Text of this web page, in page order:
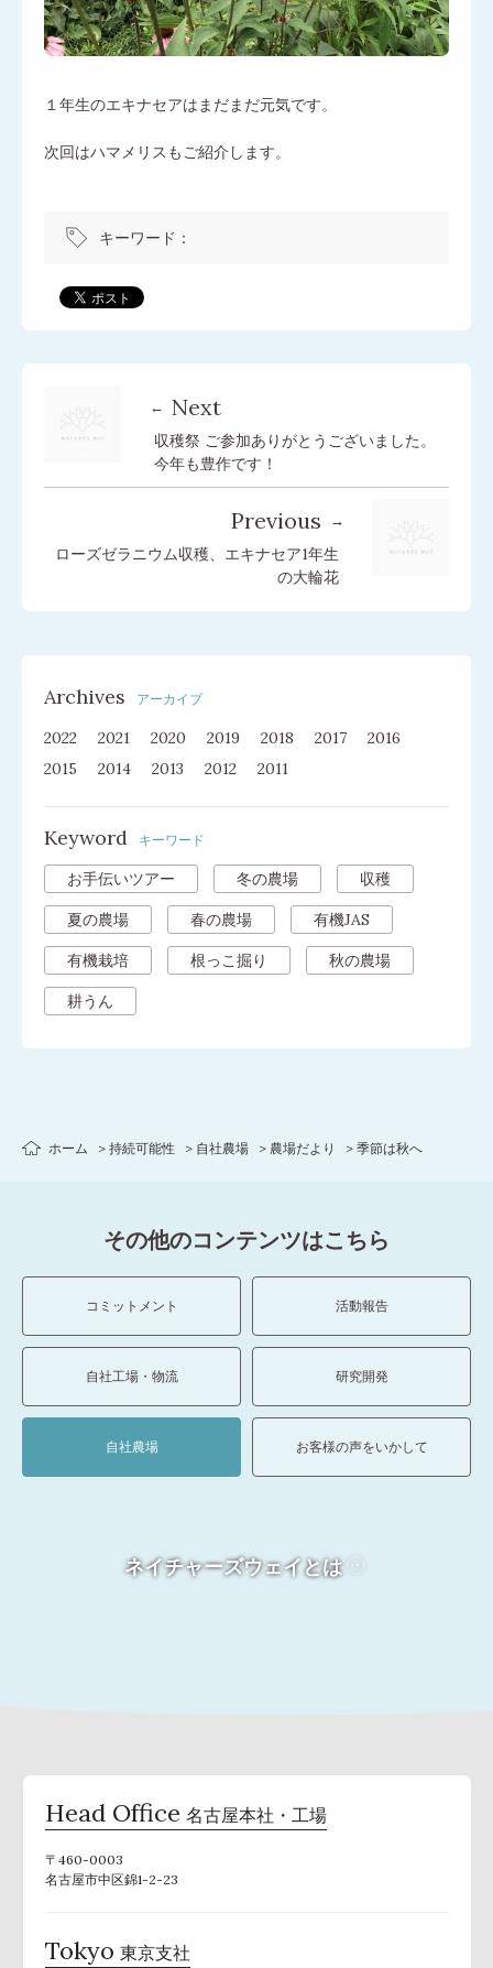
１年生のエキナセアはまだまだ元気です。
次回はハマメリスもご紹介します。
キーワード：
Next
収穫祭 ご参加ありがとうございました。
今年も豊作です！
Previous
ローズゼラニウム収穫、エキナセア1年生
の大輪花
Archives アーカイブ
2022 2021 2020 2019 2018 2017
2016
2015
2014 2013 2012 2011
Keyword キーワード
お手伝いツアー 冬の農場 収穫
夏の農場 春の農場 有機JAS
有機栽培 根っこ掘り 秋の農場
耕うん
ホーム 持続可能性 自社農場 農場だより 季節は秋へ
その他のコンテンツはこちら
コミットメント 活動報告
自社工場・物流 研究開発
自社農場 お客様の声をいかして
ネイチャーズウェイとは
Head Office 名古屋本社・工場
〒460-0003
名古屋市中区錦1-2-23
Tokyo 東京支社